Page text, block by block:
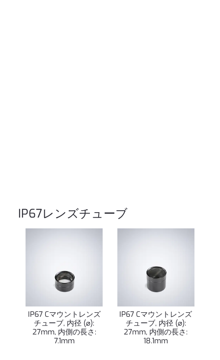
IP67レンズチューブ
IP67 Cマウントレンズ
チューブ, 内径 (⌀):
27mm, 内側の長さ:
7.1mm
IP67 Cマウントレンズ
チューブ, 内径 (⌀):
27mm, 内側の長さ:
18.1mm